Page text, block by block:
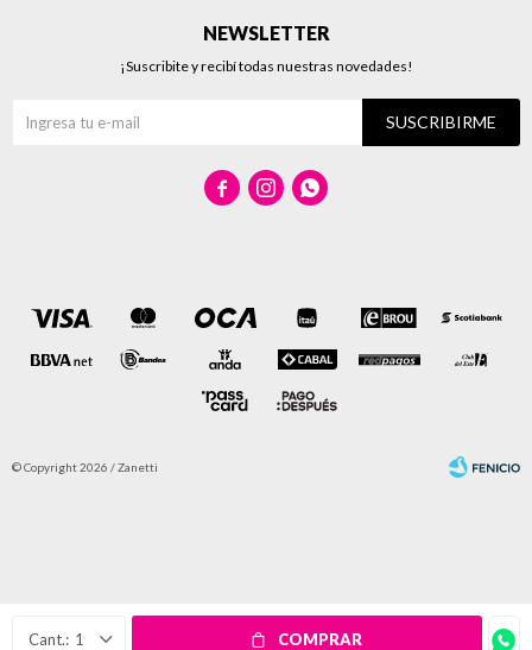
1 COMPRAR
NEWSLETTER
¡Suscribite y recibí todas nuestras novedades!
SUSCRIBIRME
  
© Copyright 2026 / Zanetti